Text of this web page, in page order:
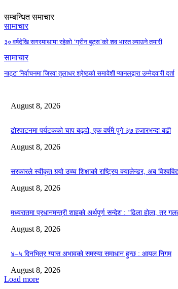
सम्बन्धित समाचार
सामाचार
३० वर्षदेखि सगरमाथामा रहेको ‘ग्रीन बुट्स’को शव भारत ल्याउने तयारी
सामाचार
नाट्टा निर्वाचनमा जिस्वा तुलाधर श्रेष्ठको समावेशी प्यानलद्वारा उम्मेदवारी दर्ता
August 8, 2026
ढोरपाटनमा पर्यटकको चाप बढ्दो, एक वर्षमै पुगे ३७ हजारभन्दा बढी
August 8, 2026
सरकारले स्वीकृत गर्‍यो उच्च शिक्षाको राष्ट्रिय क्यालेन्डर, अब
August 8, 2026
मध्यरातमा प्रधानमन्त्री शाहको अर्थपूर्ण सन्देश : ‘ढिला होला, तर
August 8, 2026
४–५ दिनभित्र ग्यास अभावको समस्या समाधान हुन्छ : आयल निगम
August 8, 2026
Load more